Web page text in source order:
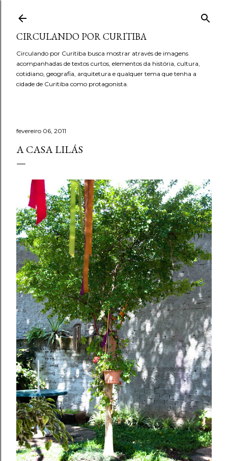
CIRCULANDO POR CURITIBA
Circulando por Curitiba busca mostrar através de imagens
acompanhadas de textos curtos, elementos da história, cultura,
cotidiano, geografia, arquitetura e qualquer tema que tenha a
cidade de Curitiba como protagonista.
fevereiro 06, 2011
A CASA LILÁS